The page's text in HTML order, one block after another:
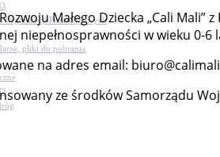
Organizacji Pozarządowych
pliki do pobrania
Małego Dziecka „Cali
niepełnosprawności w wieku 0-6
na adres email:
ze środków Samorządu